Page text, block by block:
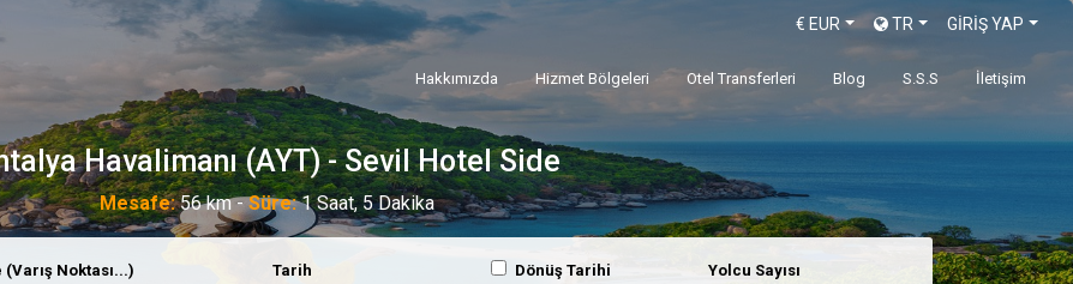
GİRİŞ YAP
TR
€ EUR
Hakkımızda Hizmet Bölgeleri Otel Transferleri Blog S.S.S İletişim
Havalimanı (AYT) - Sevil Hotel Side
Mesafe:56 km -Süre:1 Saat, 5 Dakika
Noktası...) Tarih Dönüş Tarihi Yolcu Sayısı